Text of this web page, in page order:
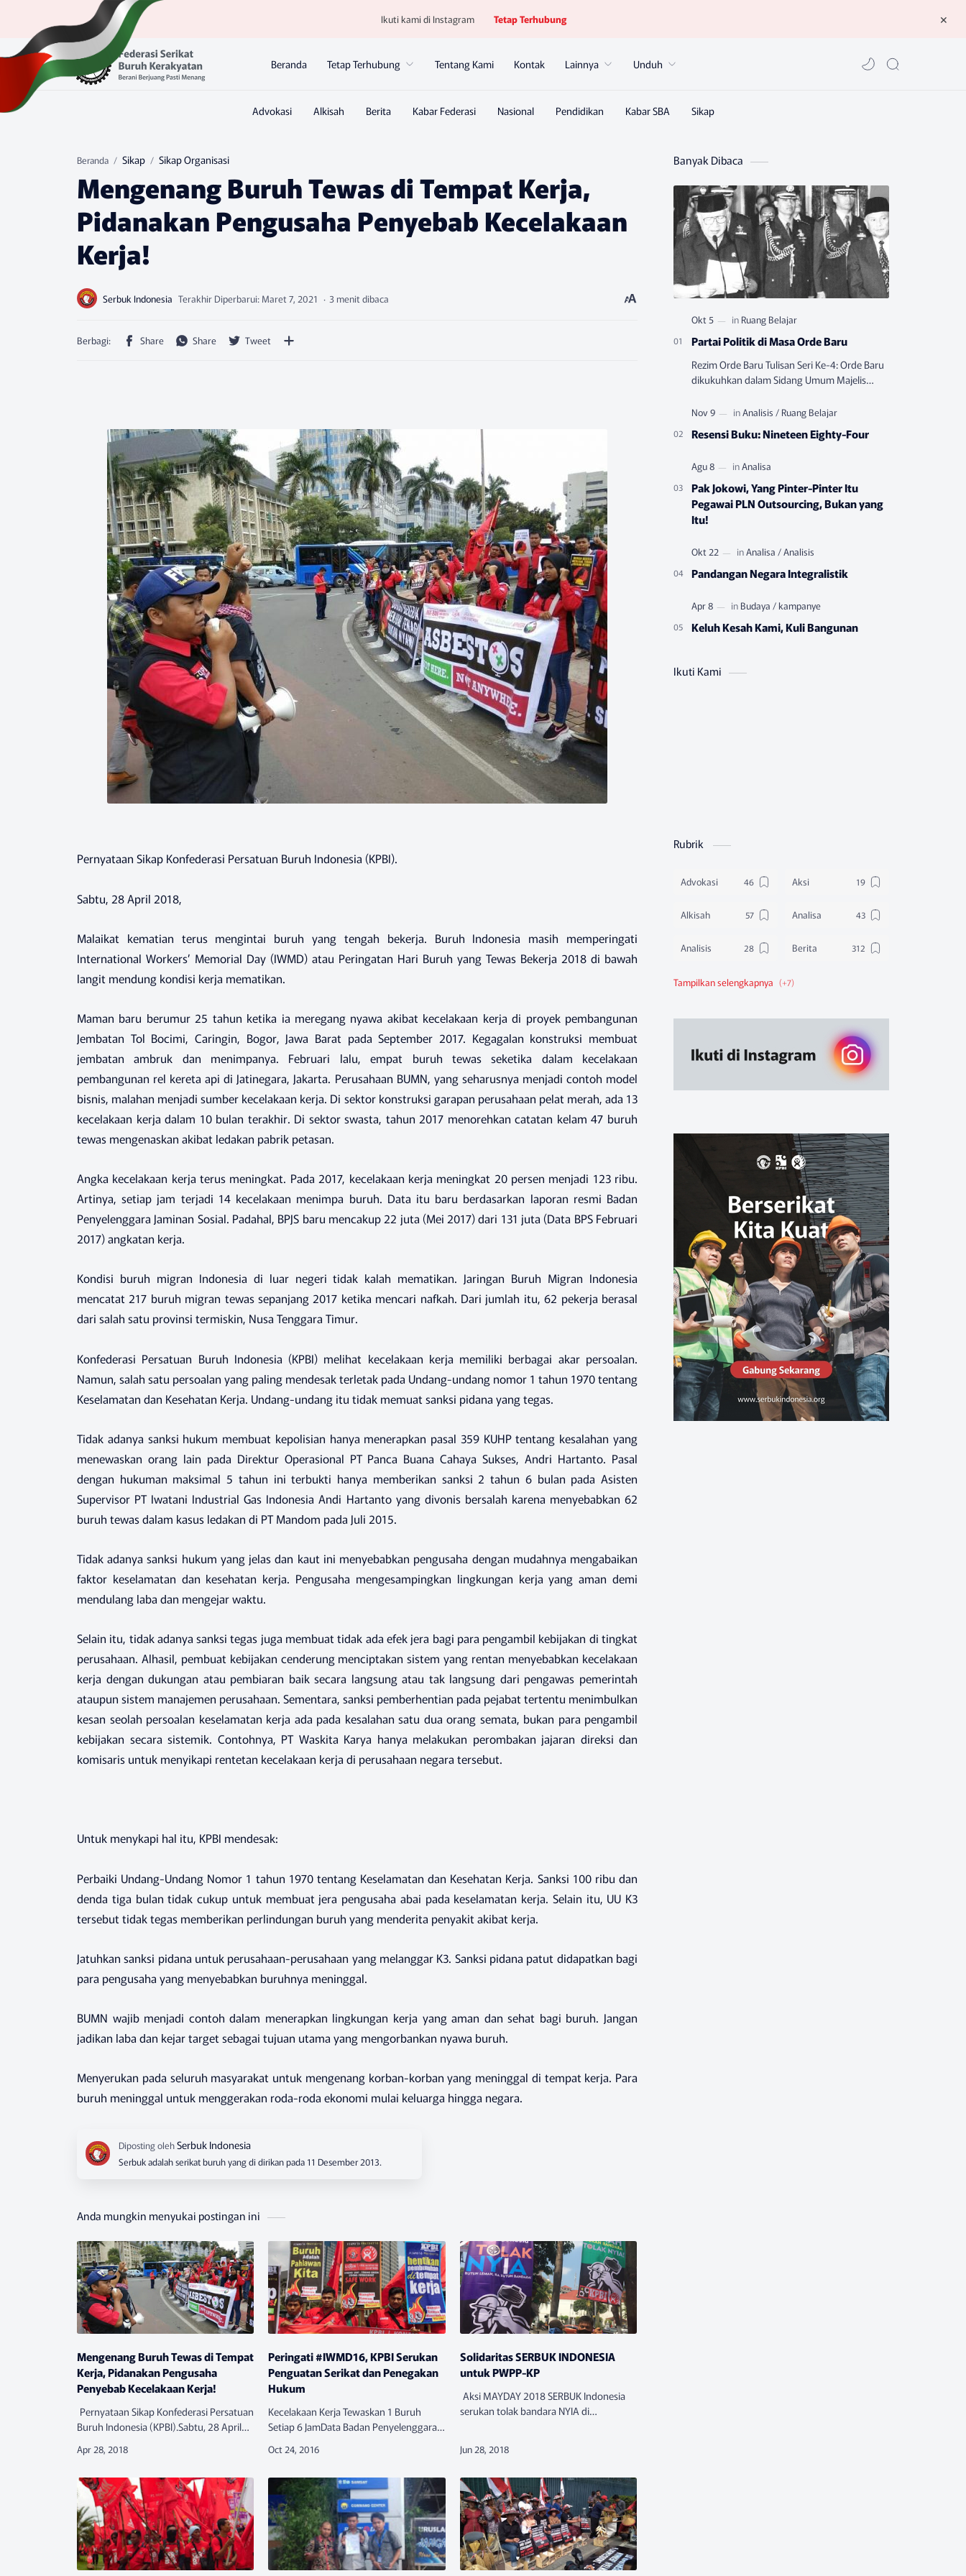
Ikuti kami di Instagram Tetap Terhubung
Beranda Tetap Terhubung Tentang Kami Kontak Lainnya Unduh
Beranda Sikap Sikap Organisasi
Mengenang Buruh Tewas di Tempat Kerja,
Pidanakan Pengusaha Penyebab Kecelakaan
Kerja!
3 menit dibaca
Pernyataan Sikap Konfederasi Persatuan Buruh Indonesia (KPBI).
Sabtu, 28 April 2018,
Malaikat kematian terus mengintai buruh yang tengah bekerja. Buruh Indonesia masih memperingati
International Workers’ Memorial Day (IWMD) atau Peringatan Hari Buruh yang Tewas Bekerja 2018 di bawah
langit mendung kondisi kerja mematikan.
Maman baru berumur 25 tahun ketika ia meregang nyawa akibat kecelakaan kerja di proyek pembangunan
Jembatan Tol Bocimi, Caringin, Bogor, Jawa Barat pada September 2017. Kegagalan konstruksi membuat
jembatan ambruk dan menimpanya. Februari lalu, empat buruh tewas seketika dalam kecelakaan
pembangunan rel kereta api di Jatinegara, Jakarta. Perusahaan BUMN, yang seharusnya menjadi contoh model
bisnis, malahan menjadi sumber kecelakaan kerja. Di sektor konstruksi garapan perusahaan pelat merah, ada 13
kecelakaan kerja dalam 10 bulan terakhir. Di sektor swasta, tahun 2017 menorehkan catatan kelam 47 buruh
tewas mengenaskan akibat ledakan pabrik petasan.
Angka kecelakaan kerja terus meningkat. Pada 2017, kecelakaan kerja meningkat 20 persen menjadi 123 ribu.
Artinya, setiap jam terjadi 14 kecelakaan menimpa buruh. Data itu baru berdasarkan laporan resmi Badan
Penyelenggara Jaminan Sosial. Padahal, BPJS baru mencakup 22 juta (Mei 2017) dari 131 juta (Data BPS Februari
2017) angkatan kerja.
Kondisi buruh migran Indonesia di luar negeri tidak kalah mematikan. Jaringan Buruh Migran Indonesia
mencatat 217 buruh migran tewas sepanjang 2017 ketika mencari nafkah. Dari jumlah itu, 62 pekerja berasal
dari salah satu provinsi termiskin, Nusa Tenggara Timur.
Konfederasi Persatuan Buruh Indonesia (KPBI) melihat kecelakaan kerja memiliki berbagai akar persoalan.
Namun, salah satu persoalan yang paling mendesak terletak pada Undang-undang nomor 1 tahun 1970 tentang
Keselamatan dan Kesehatan Kerja. Undang-undang itu tidak memuat sanksi pidana yang tegas.
Tidak adanya sanksi hukum membuat kepolisian hanya menerapkan pasal 359 KUHP tentang kesalahan yang
menewaskan orang lain pada Direktur Operasional PT Panca Buana Cahaya Sukses, Andri Hartanto. Pasal
dengan hukuman maksimal 5 tahun ini terbukti hanya memberikan sanksi 2 tahun 6 bulan pada Asisten
Supervisor PT Iwatani Industrial Gas Indonesia Andi Hartanto yang divonis bersalah karena menyebabkan 62
buruh tewas dalam kasus ledakan di PT Mandom pada Juli 2015.
Tidak adanya sanksi hukum yang jelas dan kaut ini menyebabkan pengusaha dengan mudahnya mengabaikan
faktor keselamatan dan kesehatan kerja. Pengusaha mengesampingkan lingkungan kerja yang aman demi
mendulang laba dan mengejar waktu.
Selain itu, tidak adanya sanksi tegas juga membuat tidak ada efek jera bagi para pengambil kebijakan di tingkat
perusahaan. Alhasil, pembuat kebijakan cenderung menciptakan sistem yang rentan menyebabkan kecelakaan
kerja dengan dukungan atau pembiaran baik secara langsung atau tak langsung dari pengawas pemerintah
ataupun sistem manajemen perusahaan. Sementara, sanksi pemberhentian pada pejabat tertentu menimbulkan
kesan seolah persoalan keselamatan kerja ada pada kesalahan satu dua orang semata, bukan para pengambil
kebijakan secara sistemik. Contohnya, PT Waskita Karya hanya melakukan perombakan jajaran direksi dan
komisaris untuk menyikapi rentetan kecelakaan kerja di perusahaan negara tersebut.
Untuk menykapi hal itu, KPBI mendesak:
Perbaiki Undang-Undang Nomor 1 tahun 1970 tentang Keselamatan dan Kesehatan Kerja. Sanksi 100 ribu dan
denda tiga bulan tidak cukup untuk membuat jera pengusaha abai pada keselamatan kerja. Selain itu, UU K3
tersebut tidak tegas memberikan perlindungan buruh yang menderita penyakit akibat kerja.
Jatuhkan sanksi pidana untuk perusahaan-perusahaan yang melanggar K3. Sanksi pidana patut didapatkan bagi
para pengusaha yang menyebabkan buruhnya meninggal.
BUMN wajib menjadi contoh dalam menerapkan lingkungan kerja yang aman dan sehat bagi buruh. Jangan
jadikan laba dan kejar target sebagai tujuan utama yang mengorbankan nyawa buruh.
Menyerukan pada seluruh masyarakat untuk mengenang korban-korban yang meninggal di tempat kerja. Para
buruh meninggal untuk menggerakan roda-roda ekonomi mulai keluarga hingga negara.
Serbuk adalah serikat buruh yang di dirikan pada 11 Desember 2013.
Anda mungkin menyukai postingan ini
Mengenang Buruh Tewas di Tempat
Kerja, Pidanakan Pengusaha
Penyebab Kecelakaan Kerja!
Pernyataan Sikap Konfederasi Persatuan
Buruh Indonesia (KPBI).Sabtu, 28 April
buruh yang tengah bekerja. Buruh
Peringati #IWMD16, KPBI Serukan
Penguatan Serikat dan Penegakan
Hukum
Kecelakaan Kerja Tewaskan 1 Buruh
Setiap 6 JamData Badan Penyelenggara
1 buruh meregang nyawa setiap 6 jam.
Solidaritas SERBUK INDONESIA
untuk PWPP-KP
Aksi MAYDAY 2018 SERBUK Indonesia
serukan tolak bandara NYIA di
pembersihan lahan pembangunan
Banyak Dibaca
Partai Politik di Masa Orde Baru
Rezim Orde Baru Tulisan Seri Ke-4: Orde Baru
dikukuhkan dalam Sidang Umum Majelis
yang berlangsung pada Juni-…
Resensi Buku: Nineteen Eighty-Four
Pak Jokowi, Yang Pinter-Pinter Itu
Pegawai PLN Outsourcing, Bukan yang
Itu!
Pandangan Negara Integralistik
Keluh Kesah Kami, Kuli Bangunan
Ikuti Kami
Rubrik
Advokasi Aksi
Alkisah Analisa
Analisis Berita
Berita Federasi
Ruang Belajar